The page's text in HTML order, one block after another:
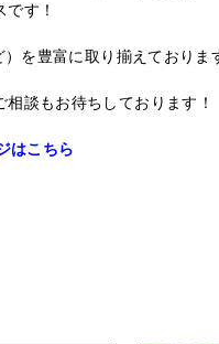
す！
を豊富に取り揃えており
談もお待ちしております！
はこちら